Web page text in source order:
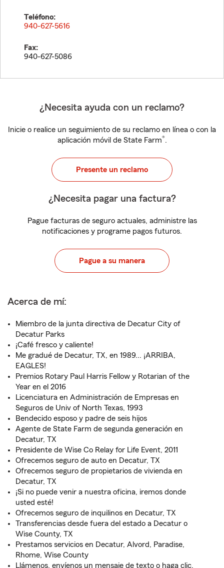
Teléfono:
940-627-5616
Fax:
940-627-5086
¿Necesita ayuda con un reclamo?
Inicie o realice un seguimiento de su reclamo en línea o con la
aplicación móvil de State Farm®.
Presente un reclamo
¿Necesita pagar una factura?
Pague facturas de seguro actuales, administre las
notificaciones y programe pagos futuros.
Pague a su manera
Acerca de mí:
Miembro de la junta directiva de Decatur City of
Decatur Parks
¡Café fresco y caliente!
Me gradué de Decatur, TX, en 1989... ¡ARRIBA,
EAGLES!
Premios Rotary Paul Harris Fellow y Rotarian of the
Year en el 2016
Licenciatura en Administración de Empresas en
Seguros de Univ of North Texas, 1993
Bendecido esposo y padre de seis hijos
Agente de State Farm de segunda generación en
Decatur, TX
Presidente de Wise Co Relay for Life Event, 2011
Ofrecemos seguro de auto en Decatur, TX
Ofrecemos seguro de propietarios de vivienda en
Decatur, TX
¡Si no puede venir a nuestra oficina, iremos donde
usted esté!
Ofrecemos seguro de inquilinos en Decatur, TX
Transferencias desde fuera del estado a Decatur o
Wise County, TX
Prestamos servicios en Decatur, Alvord, Paradise,
Rhome, Wise County
Llámenos, envíenos un mensaje de texto o haga clic.